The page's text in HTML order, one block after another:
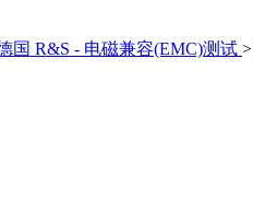
国 R&S - 电磁兼容(EMC)测试 >